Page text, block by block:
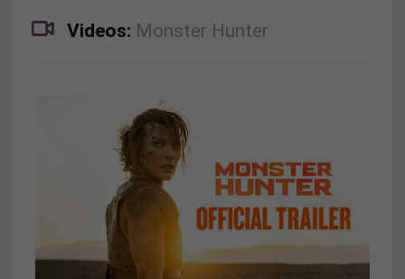
Videos: Monster Hunter